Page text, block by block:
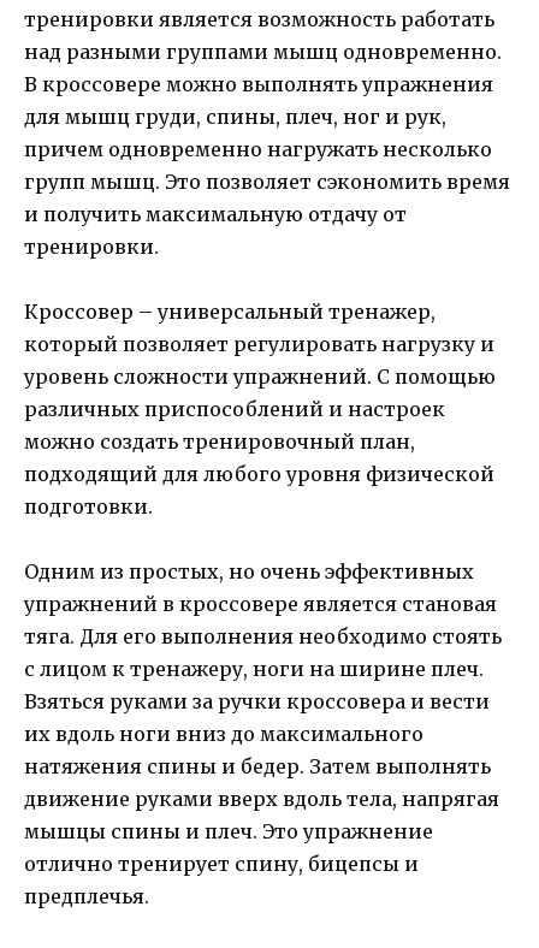
тренировки является возможность работать
над разными группами мышц одновременно.
В кроссовере можно выполнять упражнения
для мышц груди, спины, плеч, ног и рук,
причем одновременно нагружать несколько
групп мышц. Это позволяет сэкономить время
и получить максимальную отдачу от
тренировки.
Кроссовер – универсальный тренажер,
который позволяет регулировать нагрузку и
уровень сложности упражнений. С помощью
различных приспособлений и настроек
можно создать тренировочный план,
подходящий для любого уровня физической
подготовки.
Одним из простых, но очень эффективных
упражнений в кроссовере является становая
тяга. Для его выполнения необходимо стоять
с лицом к тренажеру, ноги на ширине плеч.
Взяться руками за ручки кроссовера и вести
их вдоль ноги вниз до максимального
натяжения спины и бедер. Затем выполнять
движение руками вверх вдоль тела, напрягая
мышцы спины и плеч. Это упражнение
отлично тренирует спину, бицепсы и
предплечья.